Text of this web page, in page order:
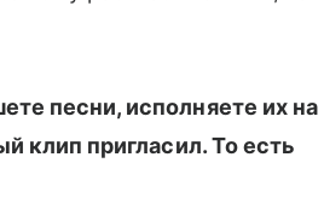
песни, исполняете их на
клип пригласил. То есть